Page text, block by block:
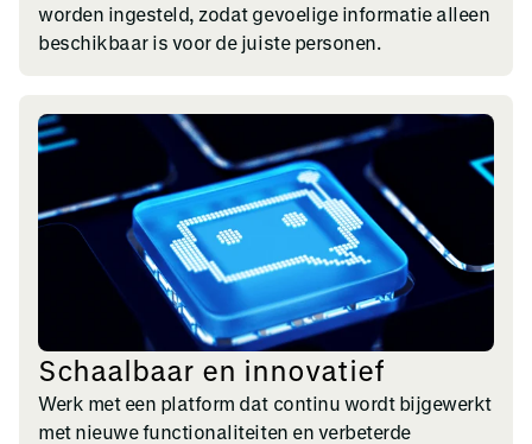
worden ingesteld, zodat gevoelige informatie alleen
beschikbaar is voor de juiste personen.
Schaalbaar en innovatief
Werk met een platform dat continu wordt bijgewerkt
met nieuwe functionaliteiten en verbeterde